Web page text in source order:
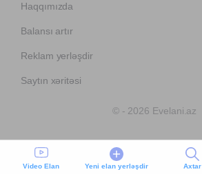
Video Elan Yeni elan yerləşdir Axtar
Haqqımızda
Balansı artır
Reklam yerləşdir
Saytın xəritəsi
© - 2026 Evelani.az